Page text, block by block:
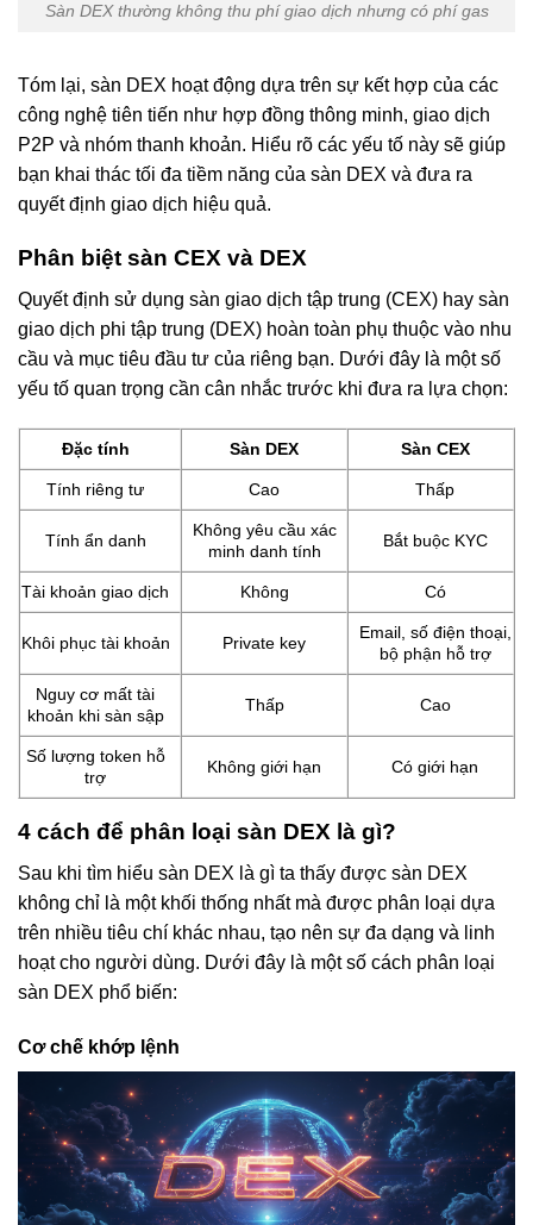
Sàn DEX thường không thu phí giao dịch nhưng có phí gas
Tóm lại, sàn DEX hoạt động dựa trên sự kết hợp của các
công nghệ tiên tiến như hợp đồng thông minh, giao dịch
P2P và nhóm thanh khoản. Hiểu rõ các yếu tố này sẽ giúp
bạn khai thác tối đa tiềm năng của sàn DEX và đưa ra
quyết định giao dịch hiệu quả.
Phân biệt sàn CEX và DEX
Quyết định sử dụng sàn giao dịch tập trung (CEX) hay sàn
giao dịch phi tập trung (DEX) hoàn toàn phụ thuộc vào nhu
cầu và mục tiêu đầu tư của riêng bạn. Dưới đây là một số
yếu tố quan trọng cần cân nhắc trước khi đưa ra lựa chọn:
Đặc tính Sàn DEX Sàn CEX
Tính riêng tư Cao Thấp
Tính ẩn danh
Không yêu cầu xác
minh danh tính
Bắt buộc KYC
Tài khoản giao dịch Không Có
Khôi phục tài khoản Private key
Email, số điện thoại,
bộ phận hỗ trợ
Nguy cơ mất tài
khoản khi sàn sập
Thấp Cao
Số lượng token hỗ
trợ
Không giới hạn Có giới hạn
4 cách để phân loại sàn DEX là gì?
Sau khi tìm hiểu sàn DEX là gì ta thấy được sàn DEX
không chỉ là một khối thống nhất mà được phân loại dựa
trên nhiều tiêu chí khác nhau, tạo nên sự đa dạng và linh
hoạt cho người dùng. Dưới đây là một số cách phân loại
sàn DEX phổ biến:
Cơ chế khớp lệnh